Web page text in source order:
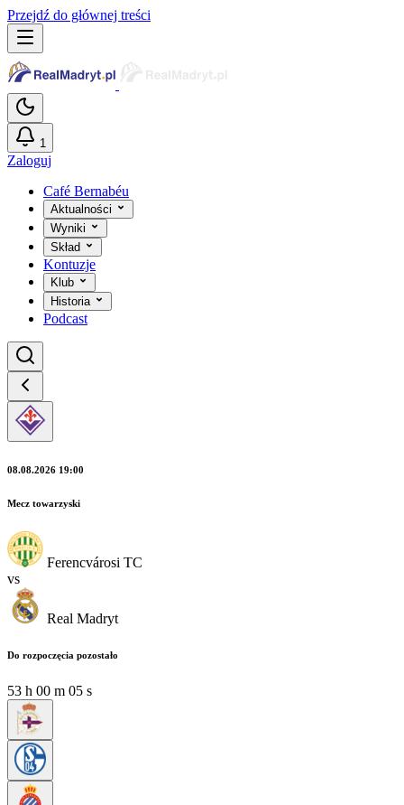
Przejdź do głównej treści
1
Zaloguj
Café Bernabéu
Aktualności
Wyniki
Skład
Kontuzje
Klub
Historia
Podcast
08.08.2026 19:00
Mecz towarzyski
Ferencvárosi TC
vs
Real Madryt
Do rozpoczęcia pozostało
53 h 00 m 05 s